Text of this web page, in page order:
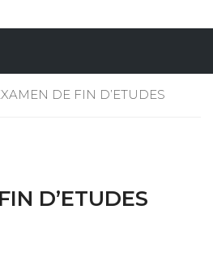
DE FIN D’ETUDES
D’ETUDES